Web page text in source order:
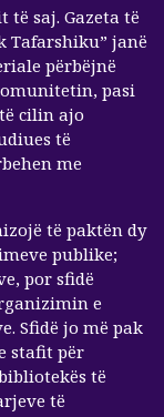
të saj. Gazeta të
Tafarshiku” janë
përbëjnë
pasi
cilin ajo
të
me
të paktën dy
publike;
por sfidë
e
Sfidë jo më pak
stafit për
të
të